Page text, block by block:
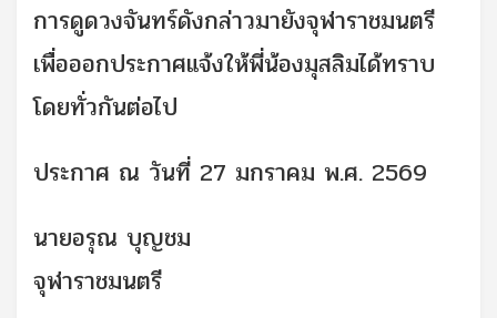
การดูดวงจันทร์ดังกล่าวมายังจุฬาราชมนตรี
เพื่อออกประกาศแจ้งให้พี่น้องมุสลิมได้ทราบ
โดยทั่วกันต่อไป
ประกาศ ณ วันที่ 27 มกราคม พ.ศ. 2569
นายอรุณ บุญชม
จุฬาราชมนตรี